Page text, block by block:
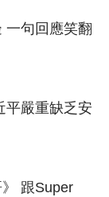
一句回應笑翻
平嚴重缺乏安
跟Super